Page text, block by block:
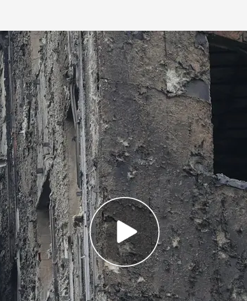
el fuego en el edificio Windsor de
Murcia
contratada por los seguros de las
en Campanar tratan de reconstruir